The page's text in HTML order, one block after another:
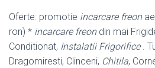
Oferte: promotie incarcare freon
ron) * incarcare freondin mai
Conditionat, Instalatii Frigorifice.
Dragomiresti, Clinceni, Chitila,